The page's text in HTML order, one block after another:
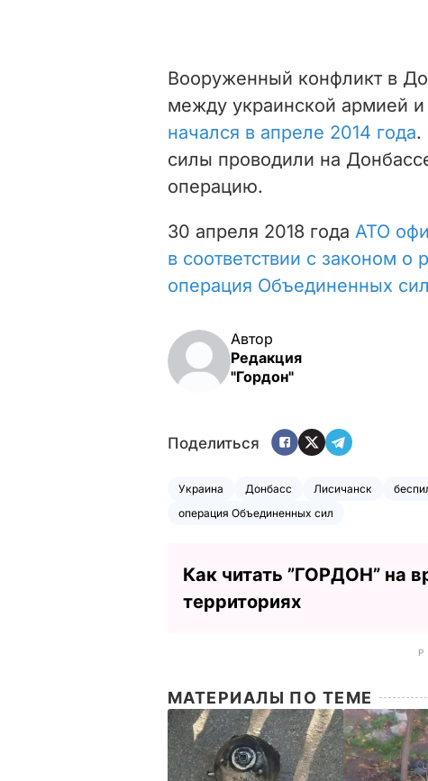
Вооруженный конфликт в
между украинской армией
начался в апреле 2014 года.
силы проводили на
операцию.
30 апреля 2018 года АТО
в соответствии с законом о
операция Объединенных сил
Автор
Редакция
"Гордон"
Поделиться
Украина Донбасс Лисичанск
операция Объединенных сил
Как читать ”ГОРДОН” на
территориях
МАТЕРИАЛЫ ПО ТЕМЕ